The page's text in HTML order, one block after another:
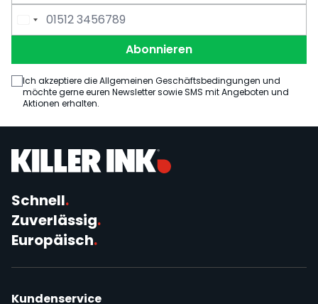
E-Mail Adresse
Telefonnummer
Abonnieren
Ich akzeptiere die Allgemeinen Geschäftsbedingungen und
möchte gerne euren Newsletter sowie SMS mit Angeboten und
Aktionen erhalten.
Schnell.
Zuverlässig.
Europäisch.
Kundenservice